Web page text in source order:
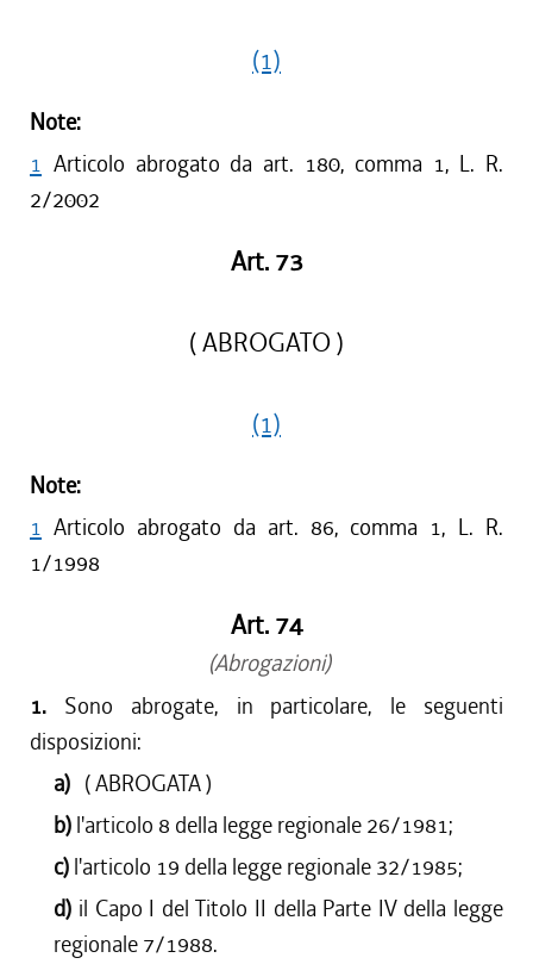
(1)
Note:
1 Articolo abrogato da art. 180, comma 1, L. R.
2/2002
Art. 73
( ABROGATO )
(1)
Note:
1 Articolo abrogato da art. 86, comma 1, L. R.
1/1998
Art. 74
(Abrogazioni)
1. Sono abrogate, in particolare, le seguenti
disposizioni:
a) ( ABROGATA )
b) l'articolo 8 della legge regionale 26/1981;
c) l'articolo 19 della legge regionale 32/1985;
d) il Capo I del Titolo II della Parte IV della legge
regionale 7/1988.